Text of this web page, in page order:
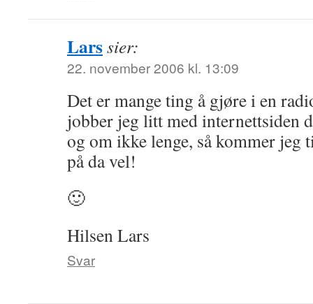
Larssier:
22. november 2006 kl. 13:09
Det er mange ting å gjøre i en
jobber jeg litt med internettsiden
og om ikke lenge, så kommer jeg
på da vel!
🙂
Hilsen Lars
Svar